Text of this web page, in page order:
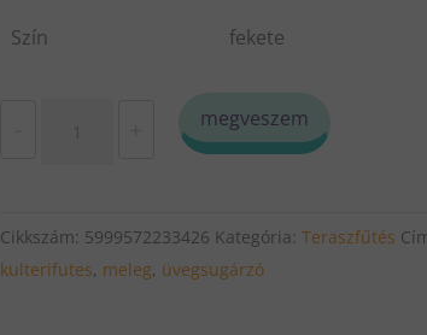
Szín fekete
NR16-
22B
megveszem
Cikkszám: 5999572233426 Kategória: Teraszfűtés
kulterifutes, meleg, üvegsugárzó